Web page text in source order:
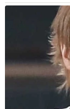
き、灘や伏見の
まれたらしい。
ていたものが、
1970年代をピー
自由化や95年の
する際、大規模
り」はほぼなく